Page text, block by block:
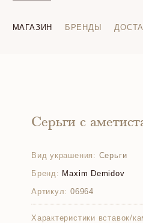
МАГАЗИН БРЕНДЫ
Серьги с
Вид украшения: Серьги
Бренд: Maxim Demidov
Артикул: 06964
Характеристики вставок/